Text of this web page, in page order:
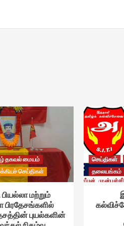
தகவல் மையம்
செய்திகள்
மற்றும்
புயல்களின்
செய்திகள்
தலையங்கம்